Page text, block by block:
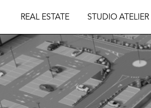
REAL ESTATE STUDIO ATELIER